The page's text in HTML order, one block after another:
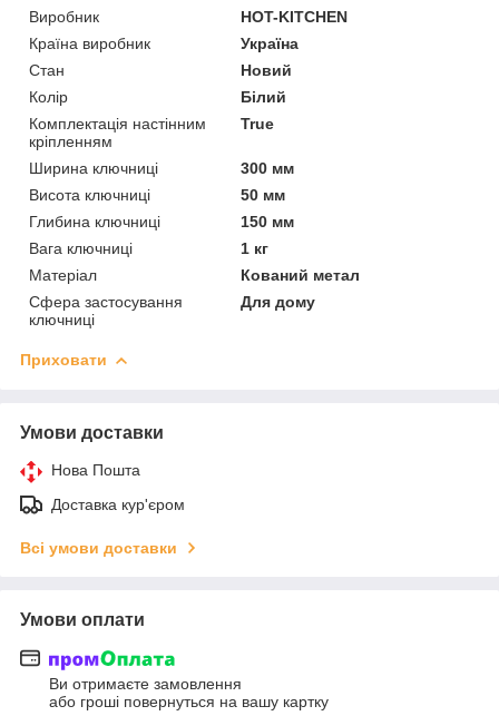
Виробник
HOT-KITCHEN
Країна виробник
Україна
Стан
Новий
Колір
Білий
Комплектація настінним
кріпленням
True
Ширина ключниці
300 мм
Висота ключниці
50 мм
Глибина ключниці
150 мм
Вага ключниці
1 кг
Матеріал
Кований метал
Сфера застосування
ключниці
Для дому
Приховати
Умови доставки
Нова Пошта
Доставка кур'єром
Всі умови доставки
Умови оплати
Ви отримаєте замовлення
або гроші повернуться на вашу картку